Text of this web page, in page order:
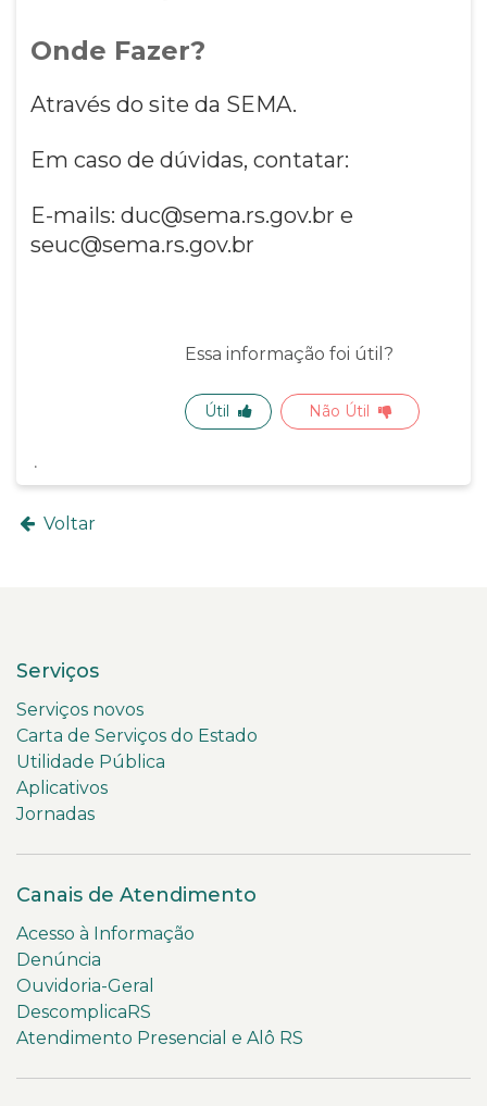
Onde Fazer?
Através do site da SEMA.
Em caso de dúvidas, contatar:
E-mails: duc@sema.rs.gov.br e
seuc@sema.rs.gov.br
Essa informação foi útil?
Útil Não Útil
Voltar
Serviços
Serviços novos
Carta de Serviços do Estado
Utilidade Pública
Aplicativos
Jornadas
Canais de Atendimento
Acesso à Informação
Denúncia
Ouvidoria-Geral
DescomplicaRS
Atendimento Presencial e Alô RS